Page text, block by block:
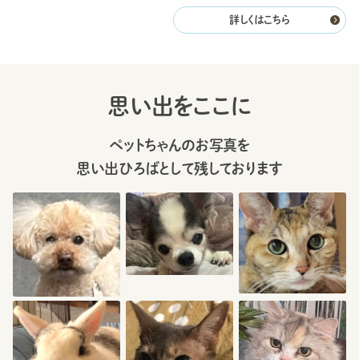
詳しくはこちら
思い出をここに
ペットちゃんのお写真を
思い出ひろばとして残しております